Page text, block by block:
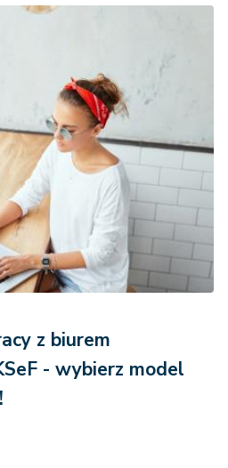
z biurem
- wybierz model